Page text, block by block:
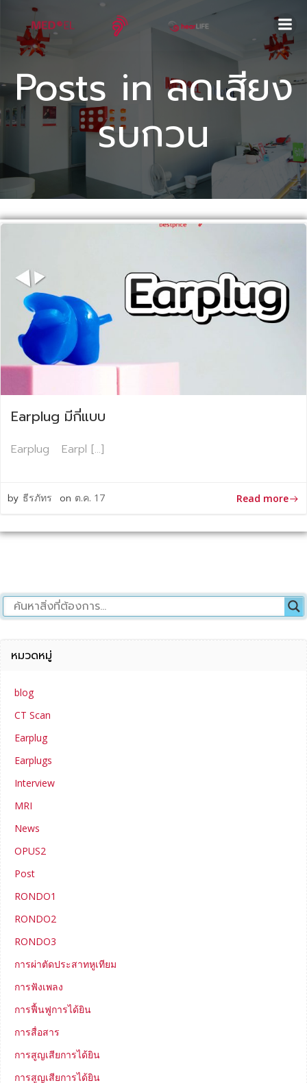
content
Posts in ลดเสียง
รบกวน
Earplug มีกี่แบบ
Earplug Earpl […]
by ธีรภัทร on ต.ค. 17 Read more
หมวดหมู่
blog
CT Scan
Earplug
Earplugs
Interview
MRI
News
OPUS2
Post
RONDO1
RONDO2
RONDO3
การผ่าตัดประสาทหูเทียม
การฟังเพลง
การฟื้นฟูการได้ยิน
การสื่อสาร
การสูญเสียการได้ยิน
การสูญเสียการได้ยิน